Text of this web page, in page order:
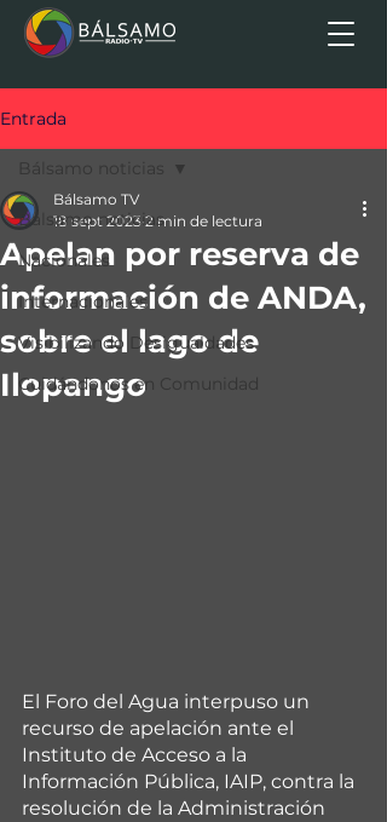
Entrada
Bálsamo noticias
Nacionales
Internacionales
Visibilizando Desigualdades
Cuidándonos en Comunidad
Bálsamo noticias
Apelan por reserva de
información de ANDA,
sobre el lago de
Ilopango
Bálsamo TV
18 sept 2023 2 min de lectura
El Foro del Agua interpuso un
recurso de apelación ante el
Instituto de Acceso a la
Información Pública, IAIP, contra la
resolución de la Administración